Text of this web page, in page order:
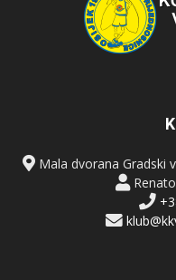
Mala dvorana Gradski